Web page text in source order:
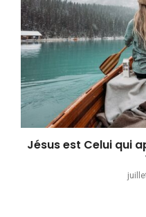
Jésus est Celui qui